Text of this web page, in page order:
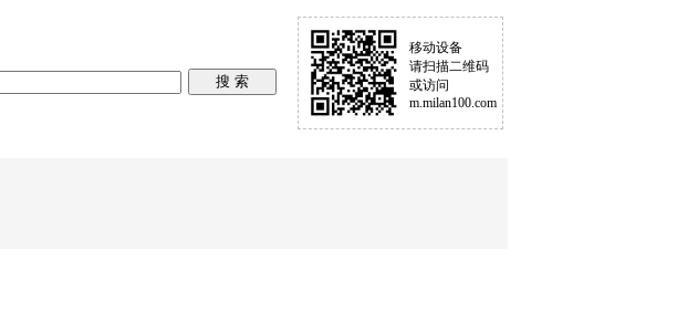
移动设备
请扫描二维码
或访问
m.milan100.com